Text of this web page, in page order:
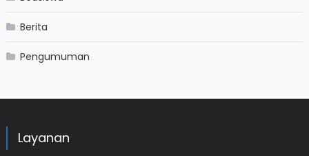
Berita
Pengumuman
Layanan